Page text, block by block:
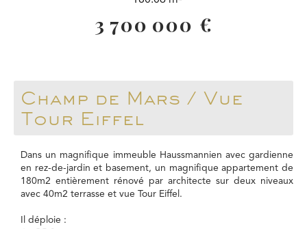
3 700 000 €
Champ de Mars / Vue
Tour Eiffel
Dans un magnifique immeuble Haussmannien avec gardienne
en rez-de-jardin et basement, un magnifique appartement de
180m2 entièrement rénové par architecte sur deux niveaux
avec 40m2 terrasse et vue Tour Eiffel.
Il déploie :